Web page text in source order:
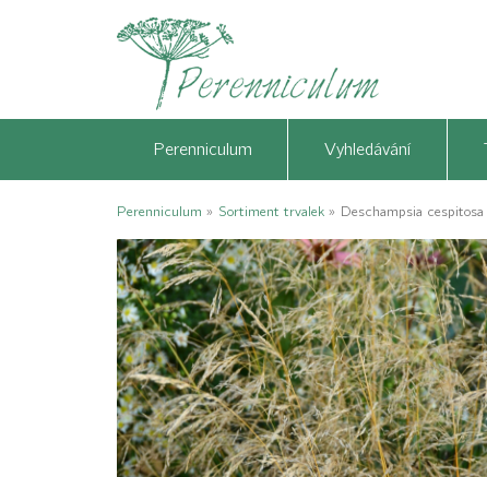
Perenniculum Vyhledávání
Perenniculum » Sortiment trvalek » Deschampsia cespitosa